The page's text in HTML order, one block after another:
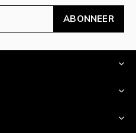
ABONNEER